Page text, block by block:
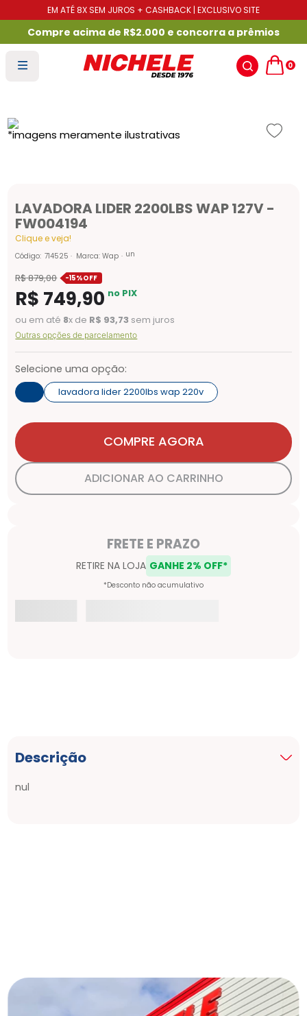
EM ATÉ 8X SEM JUROS + CASHBACK | EXCLUSIVO SITE
Compre acima de R$2.000 e concorra a prêmios
0
LAVADORA LIDER 2200LBS WAP 127V -
FW004194
Clique e veja!
Código: 714525 Marca:Wap un
R$879,00 -15%
R$ 749,90 no PIX
ou em até 8x de R$ 93,73 sem juros
Outras opções de parcelamento
Selecione uma opção:
lavadora lider 2200lbs wap 220v
COMPRE AGORA
ADICIONAR AO CARRINHO
Descrição
nul